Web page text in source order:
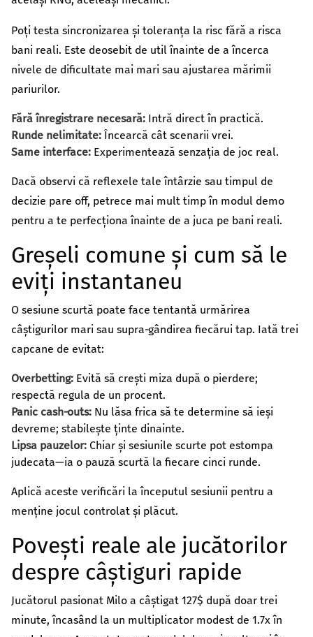
Poți testa sincronizarea și toleranța la risc fără a risca
bani reali. Este deosebit de util înainte de a încerca
nivele de dificultate mai mari sau ajustarea mărimii
pariurilor.
Fără înregistrare necesară: Intră direct în practică.
Runde nelimitate: Încearcă cât scenarii vrei.
Same interface: Experimentează senzația de joc real.
Dacă observi că reflexele tale întârzie sau timpul de
decizie pare off, petrece mai mult timp în modul demo
pentru a te perfecționa înainte de a juca pe bani reali.
Greșeli comune și cum să le
eviți instantaneu
O sesiune scurtă poate face tentantă urmărirea
câștigurilor mari sau supra‑gândirea fiecărui tap. Iată trei
capcane de evitat:
Overbetting: Evită să crești miza după o pierdere;
respectă regula de un procent.
Panic cash‑outs: Nu lăsa frica să te determine să ieși
devreme; stabilește ținte dinainte.
Lipsa pauzelor: Chiar și sesiunile scurte pot estompa
judecata—ia o pauză scurtă la fiecare cinci runde.
Aplică aceste verificări la începutul sesiunii pentru a
menține jocul controlat și plăcut.
Povești reale ale jucătorilor
despre câștiguri rapide
Jucătorul pasionat Milo a câștigat 127$ după doar trei
minute, încasând la un multiplicator modest de 1.7x în